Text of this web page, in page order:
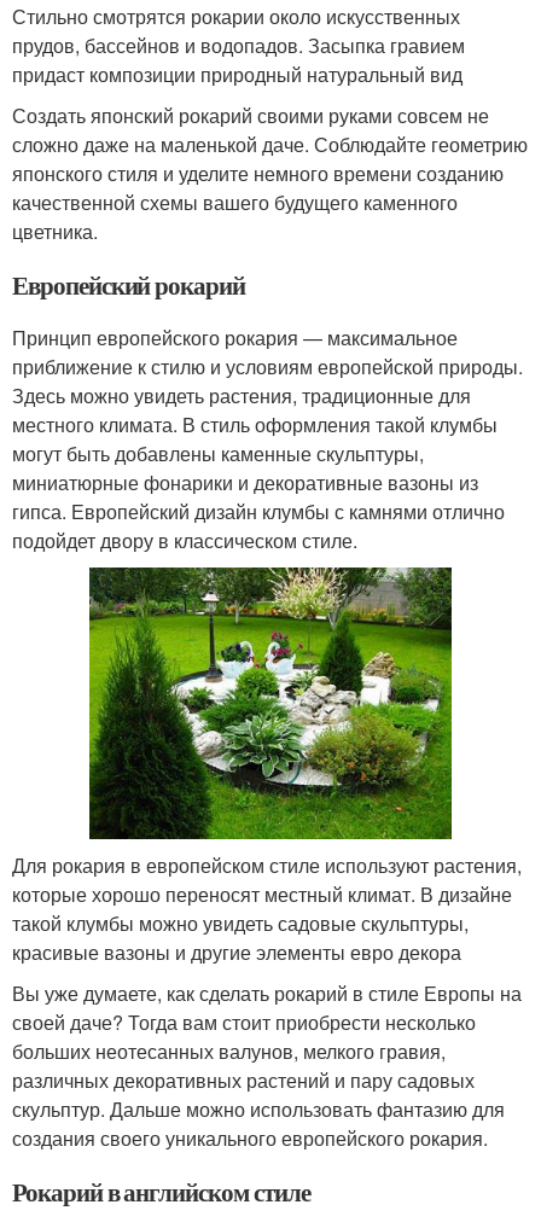
Стильно смотрятся рокарии около искусственных
прудов, бассейнов и водопадов. Засыпка гравием
придаст композиции природный натуральный вид
Создать японский рокарий своими руками совсем не
сложно даже на маленькой даче. Соблюдайте геометрию
японского стиля и уделите немного времени созданию
качественной схемы вашего будущего каменного
цветника.
Европейский рокарий
Принцип европейского рокария — максимальное
приближение к стилю и условиям европейской природы.
Здесь можно увидеть растения, традиционные для
местного климата. В стиль оформления такой клумбы
могут быть добавлены каменные скульптуры,
миниатюрные фонарики и декоративные вазоны из
гипса. Европейский дизайн клумбы с камнями отлично
подойдет двору в классическом стиле.
Для рокария в европейском стиле используют растения,
которые хорошо переносят местный климат. В дизайне
такой клумбы можно увидеть садовые скульптуры,
красивые вазоны и другие элементы евро декора
Вы уже думаете, как сделать рокарий в стиле Европы на
своей даче? Тогда вам стоит приобрести несколько
больших неотесанных валунов, мелкого гравия,
различных декоративных растений и пару садовых
скульптур. Дальше можно использовать фантазию для
создания своего уникального европейского рокария.
Рокарий в английском стиле